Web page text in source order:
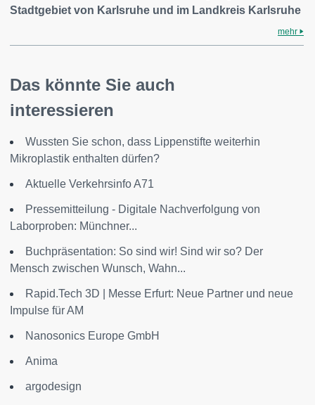
Stadtgebiet von Karlsruhe und im Landkreis Karlsruhe
mehr
Das könnte Sie auch
interessieren
Wussten Sie schon, dass Lippenstifte weiterhin
Mikroplastik enthalten dürfen?
Aktuelle Verkehrsinfo A71
Pressemitteilung - Digitale Nachverfolgung von
Laborproben: Münchner...
Buchpräsentation: So sind wir! Sind wir so? Der
Mensch zwischen Wunsch, Wahn...
Rapid.Tech 3D | Messe Erfurt: Neue Partner und neue
Impulse für AM
Nanosonics Europe GmbH
Anima
argodesign